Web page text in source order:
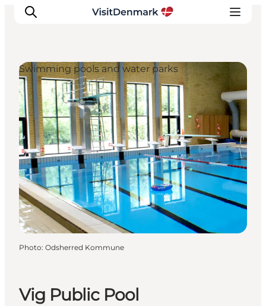
Inspirations
Destinations
Quoi faire
Hébergements
Planifiez votre voyage
Vig Public Pool
Swimming pools and water parks
Photo: Odsherred Kommune